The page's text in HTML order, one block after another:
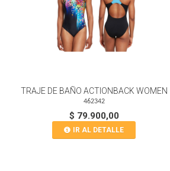
TRAJE DE BAÑO ACTIONBACK WOMEN
462342
$ 79.900,00
IR AL DETALLE